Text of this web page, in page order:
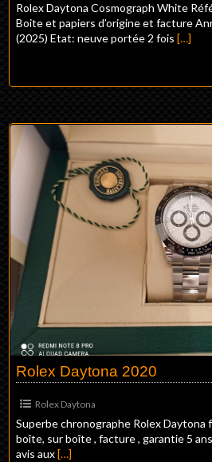
Rolex Daytona Cosmograph White
Boite et papiers d’origine et facture
(2025) Etat: neuve portée 2 fois […]
Rolex Daytona 2020
Rolex Daytona
Superbe chronographe Rolex Daytona
boîte, sur boîte , facture , garantie 5
avis aux[…]